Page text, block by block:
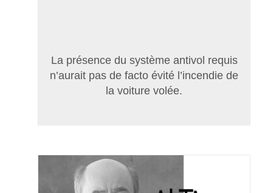
La présence du système antivol requis
n’aurait pas de facto évité l’incendie de
la voiture volée.